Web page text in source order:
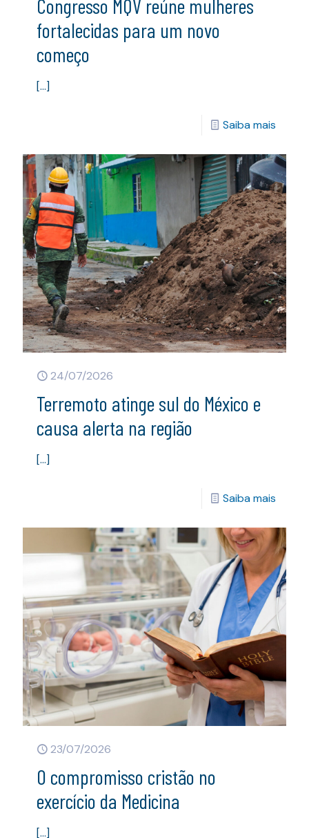
Congresso MQV reúne mulheres
fortalecidas para um novo
começo
[…]
Saiba mais
24/07/2026
Terremoto atinge sul do México e
causa alerta na região
[…]
Saiba mais
23/07/2026
O compromisso cristão no
exercício da Medicina
[…]